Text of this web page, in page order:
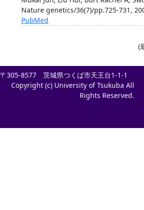
Nature genetics/36(7)/pp.725-731,
PubMed
(
〒305-8577 茨城県つくば市天王台1-1-1
Copyright (c) University of Tsukuba All
Rights Reserved.